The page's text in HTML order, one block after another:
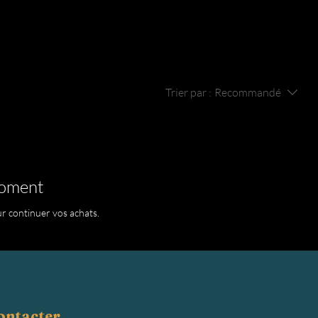
Trier par : Recommandé
continuer vos achats.